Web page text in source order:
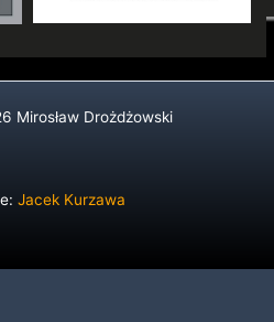
Mirosław Drożdżowski
Jacek Kurzawa